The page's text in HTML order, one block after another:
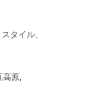
タイル、
高原,